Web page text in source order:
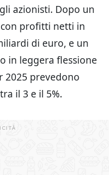
azionisti. Dopo un
profitti netti in
di euro, e un
in leggera flessione
2025 prevedono
il 3 e il 5%.